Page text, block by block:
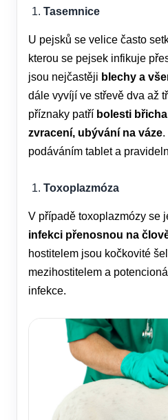
Tasemnice
U pejsků se velice často
kterou se pejsek infikuje
jsou nejčastěji blechy a
dále vyvíjí ve střevě dva až
příznaky patří bolesti
zvracení, ubývání na váze.
podáváním tablet a
Toxoplazmóza
V případě toxoplazmózy se
infekci přenosnou na
hostitelem jsou kočkovité
mezihostitelem a
infekce.